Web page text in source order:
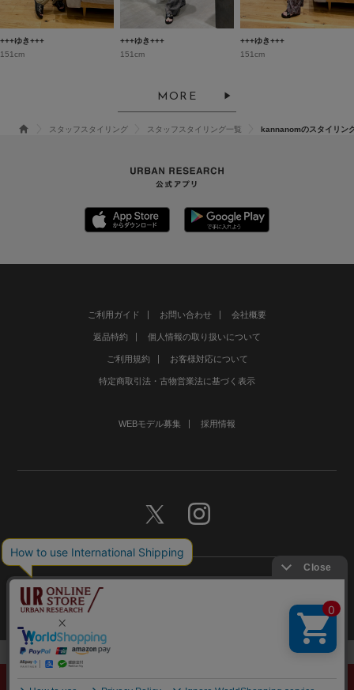
+++ゆき+++
151cm
+++ゆき+++
151cm
+++ゆき+++
151cm
MORE
スタッフスタイリング スタッフスタイリング一覧 kannanomのスタイリン
ご利用ガイド お問い合わせ 会社概要
返品特約 個人情報の取り扱いについて
ご利用規約 お客様対応について
特定商取引法・古物営業法に基づく表示
WEBモデル募集 採用情報
©URBAN RESEARCH Co., Ltd.All rights Reserved.